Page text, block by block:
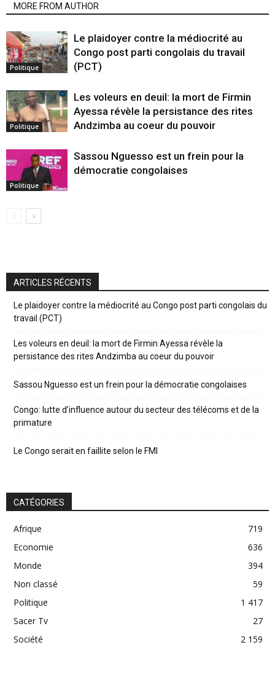
MORE FROM AUTHOR
Politique
Le plaidoyer contre la médiocrité au
Congo post parti congolais du travail
(PCT)
Politique
Les voleurs en deuil: la mort de Firmin
Ayessa révèle la persistance des rites
Andzimba au coeur du pouvoir
Politique
Sassou Nguesso est un frein pour la
démocratie congolaises
ARTICLES RÉCENTS
Le plaidoyer contre la médiocrité au Congo post parti congolais du
travail (PCT)
Les voleurs en deuil: la mort de Firmin Ayessa révèle la
persistance des rites Andzimba au coeur du pouvoir
Sassou Nguesso est un frein pour la démocratie congolaises
Congo: lutte d’influence autour du secteur des télécoms et de la
primature
Le Congo serait en faillite selon le FMI
CATÉGORIES
Afrique
719
Economie
636
Monde
394
Non classé
59
Politique
1 417
Sacer Tv
27
Société
2 159